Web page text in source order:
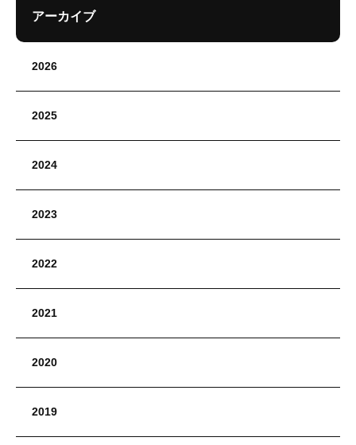
アーカイブ
2026
2025
2024
2023
2022
2021
2020
2019